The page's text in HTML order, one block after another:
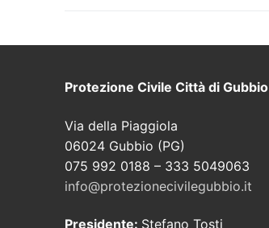
Protezione Civile Città di Gubbio
Via della Piaggiola
06024 Gubbio (PG)
075 992 0188 – 333 5049063
info@protezionecivilegubbio.it
Presidente: Stefano Tosti